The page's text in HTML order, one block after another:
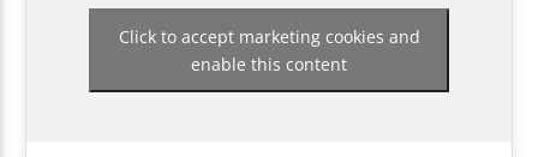
Click to accept marketing cookies and
enable this content